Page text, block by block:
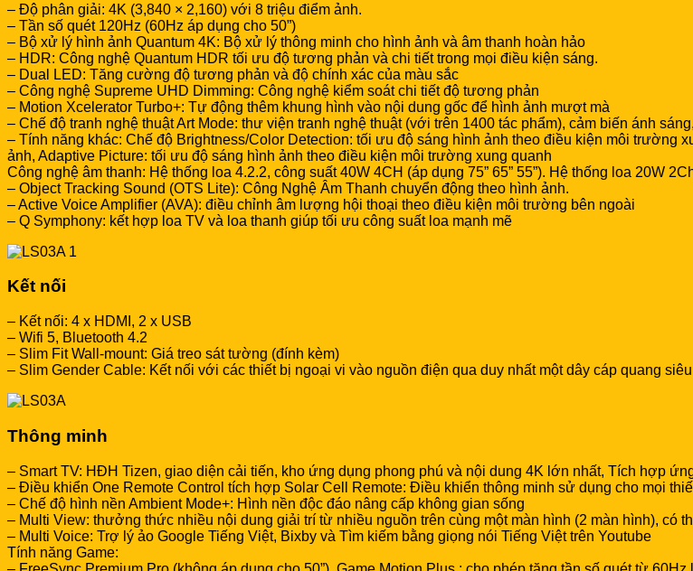
– Độ phân giải: 4K (3,840 × 2,160) với 8 triệu điểm ảnh.
– Tần số quét 120Hz (60Hz áp dụng cho 50”)
– Bộ xử lý hình ảnh Quantum 4K: Bộ xử lý thông minh cho hình ảnh và âm thanh hoàn hảo
– HDR: Công nghệ Quantum HDR tối ưu độ tương phản và chi tiết trong mọi điều kiện sáng.
– Dual LED: Tăng cường độ tương phản và độ chính xác của màu sắc
– Công nghệ Supreme UHD Dimming: Công nghệ kiểm soát chi tiết độ tương phản
– Motion Xcelerator Turbo+: Tự động thêm khung hình vào nội dung gốc để hình ảnh mượt mà
– Chế độ tranh nghệ thuật Art Mode: thư viện tranh nghệ thuật (với trên 1400 tác phẩm), cảm biến ánh
– Tính năng khác: Chế độ Brightness/Color Detection: tối ưu độ sáng hình ảnh theo điều kiện môi trường
ảnh, Adaptive Picture: tối ưu độ sáng hình ảnh theo điều kiện môi trường xung quanh
Công nghệ âm thanh: Hệ thống loa 4.2.2, công suất 40W 4CH (áp dụng 75” 65” 55”). Hệ thống loa 20W
– Object Tracking Sound (OTS Lite): Công Nghệ Âm Thanh chuyển động theo hình ảnh.
– Active Voice Amplifier (AVA): điều chỉnh âm lượng hội thoại theo điều kiện môi trường bên ngoài
– Q Symphony: kết hợp loa TV và loa thanh giúp tối ưu công suất loa mạnh mẽ
Kết nối
– Kết nối: 4 x HDMI, 2 x USB
– Wifi 5, Bluetooth 4.2
– Slim Fit Wall-mount: Giá treo sát tường (đính kèm)
– Slim Gender Cable: Kết nối với các thiết bị ngoại vi vào nguồn điện qua duy nhất một dây cáp quang
Thông minh
– Smart TV: HĐH Tizen, giao diện cải tiến, kho ứng dụng phong phú và nội dung 4K lớn nhất, Tích hợp
– Điều khiển One Remote Control tích hợp Solar Cell Remote: Điều khiển thông minh sử dụng cho mọi
– Chế độ hình nền Ambient Mode+: Hình nền độc đáo nâng cấp không gian sống
– Multi View: thưởng thức nhiều nội dung giải trí từ nhiều nguồn trên cùng một màn hình (2 màn hình), có
– Multi Voice: Trợ lý ảo Google Tiếng Việt, Bixby và Tìm kiếm bằng giọng nói Tiếng Việt trên Youtube
Tính năng Game: